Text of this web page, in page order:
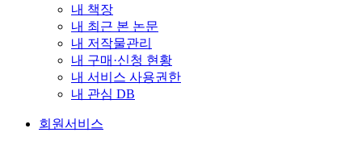
내 책장
내 최근 본 논문
내 저작물관리
내 구매·신청 현황
내 서비스 사용권한
내 관심 DB
회원서비스